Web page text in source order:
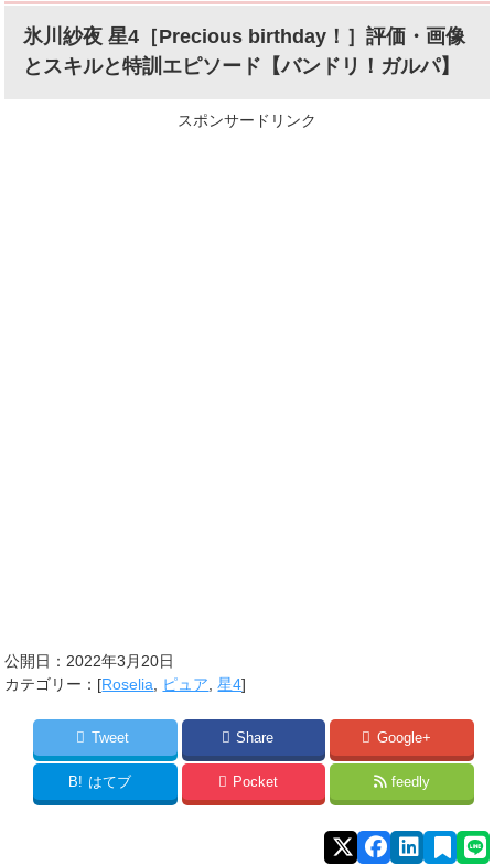
氷川紗夜 星4［Precious birthday！］評価・画像
とスキルと特訓エピソード【バンドリ！ガルパ】
スポンサードリンク
公開日： 2022年3月20日
カテゴリー：[Roselia ピュア ,星4]
Tweet Share Google+
B! はてブ Pocket feedly